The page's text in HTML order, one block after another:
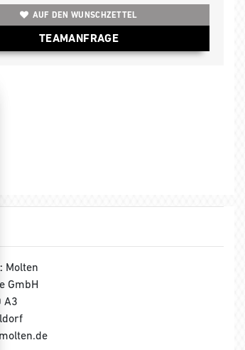
AUF DEN WUNSCHZETTEL
TEAMANFRAGE
Molten
GmbH
A3